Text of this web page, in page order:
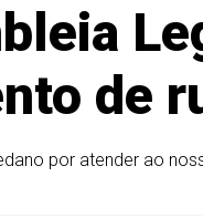
de
por atender ao